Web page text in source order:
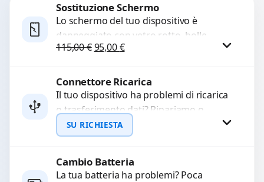
Sostituzione Schermo
Lo schermo del tuo dispositivo è
danneggiato con vetro rotto, bolle,
macchie, schermo nero o pixel morti?
115,00€Il prezzo originale era: 115,00 €.
95,00€Il prezzo attuale è: 95,00 €.
Procedi
Connettore Ricarica
Il tuo dispositivo ha problemi di ricarica
o trasferimento dati? Ripariamo o
sostituiamo connettori di ricarica guasti,
rotti, allentati, danneggiati,...
SU RICHIESTA
Richiedi Preventivo
Cambio Batteria
La tua batteria ha problemi? Poca